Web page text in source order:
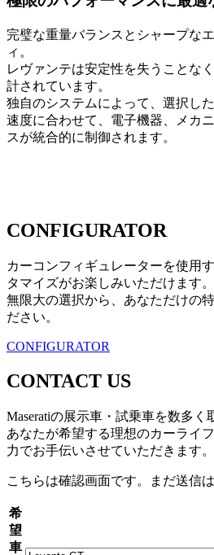
完璧な重量バランスとシャープな
ィ。
レヴァンテは安定性を失うことな
計されています。
独自のシステムによって、選択し
速度に合わせて、電子機器、メカ
スが統合的に制御されます。
CONFIGURATOR
カーコンフィギュレーターを使用
タマイズがお楽しみいただけます。
無限大の選択から、あなただけの
ださい。
CONFIGURATOR
CONTACT US
Maseratiの展示車・試乗車を数多く
あなたが希望する理想のカーライ
力でお手伝いさせていただきます。
こちらは確認画面です。まだ送信
希
望
車